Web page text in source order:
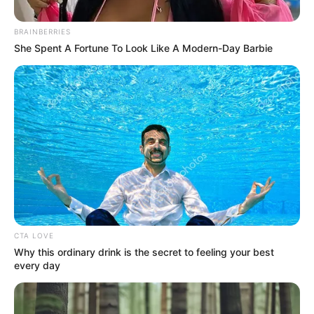
Por:Alerta Tolima
Marzo 15, 2018
COMPARTIR
UNIRSE AL CANAL DE WHATSAPP
Por petición de la Fiscalía, un juez de control de garantías
impuso medida de aseguramiento privativa de la libertad
BRAINBERRIES
She Spent A Fortune To Look Like A Modern-Day Barbie
CTA LOVE
Why this ordinary drink is the secret to feeling your best
every day